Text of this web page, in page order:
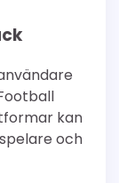
kan
och